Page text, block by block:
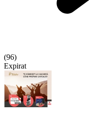
(96)
Expirat